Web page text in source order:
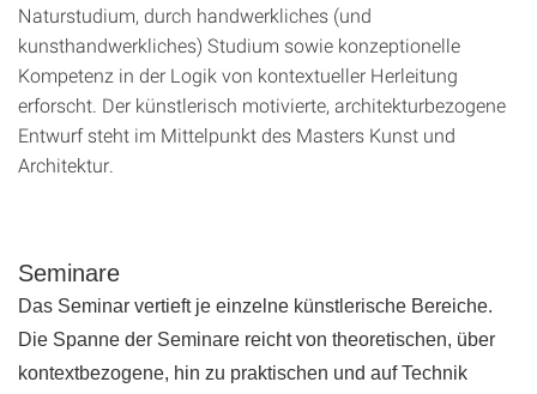
Naturstudium, durch handwerkliches (und
kunsthandwerkliches) Studium sowie konzeptionelle
Kompetenz in der Logik von kontextueller Herleitung
erforscht. Der künstlerisch motivierte, architekturbezogene
Entwurf steht im Mittelpunkt des Masters Kunst und
Architektur.
Seminare
Das Seminar vertieft je einzelne künstlerische Bereiche.
Die Spanne der Seminare reicht von theoretischen, über
kontextbezogene, hin zu praktischen und auf Technik